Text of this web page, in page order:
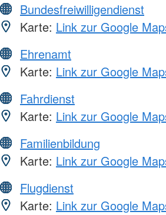
Bundesfreiwilligendienst
Karte: Link zur Google
Ehrenamt
Karte: Link zur Google
Fahrdienst
Karte: Link zur Google
Familienbildung
Karte: Link zur Google
Flugdienst
Karte: Link zur Google